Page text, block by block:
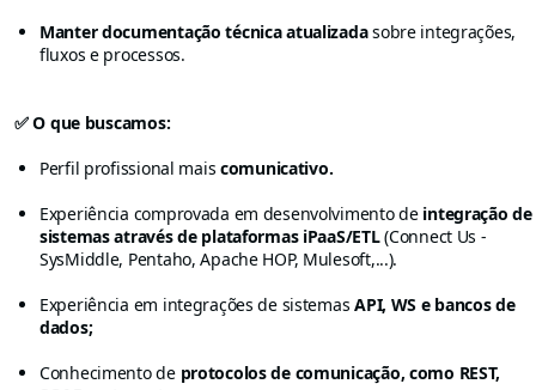
Manter documentação técnica atualizadasobre integrações,
fluxos e processos.
✅ O que buscamos:
Perfil profissional mais comunicativo.
Experiência comprovada em desenvolvimento de integração de
sistemas através de plataformas iPaaS/ETL(Connect Us -
SysMiddle, Pentaho, Apache HOP, Mulesoft,...).
Experiência em integrações de sistemasAPI, WS e bancos de
dados;
Conhecimento de protocolos de comunicação, como REST,